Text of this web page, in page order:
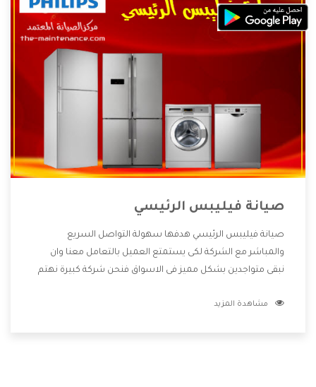
صيانة فيليبس الرئيسي
صيانة فيليبس الرئيسي هدفها سهولة التواصل السريع
والمباشر مع الشركة لكى يستمتع العميل بالتعامل معنا وان
نبقى متواجدين بشكل مميز فى الاسواق فنحن شركة كبيرة نهتم
الشركة بها والتى تكون منها خدمة الصيانة التى تكون من أهم
مشاهدة المزيد